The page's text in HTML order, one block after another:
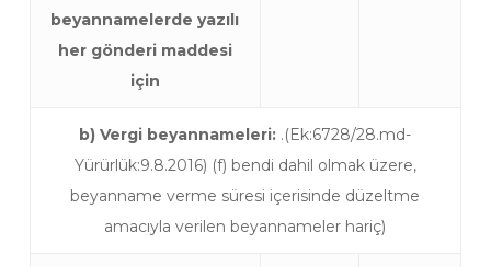
beyannamelerde yazılı
her gönderi maddesi
için
b) Vergi beyannameleri: .(Ek:6728/28.md-
Yürürlük:9.8.2016) (f) bendi dahil olmak üzere,
beyanname verme süresi içerisinde düzeltme
amacıyla verilen beyannameler hariç)